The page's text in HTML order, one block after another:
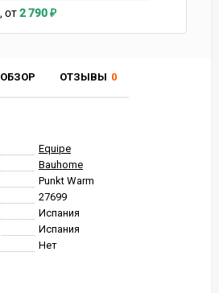
ОБЗОР ОТЗЫВЫ 0
Equipe
Bauhome
Punkt Warm
27699
Испания
Испания
Нет
2 790₽